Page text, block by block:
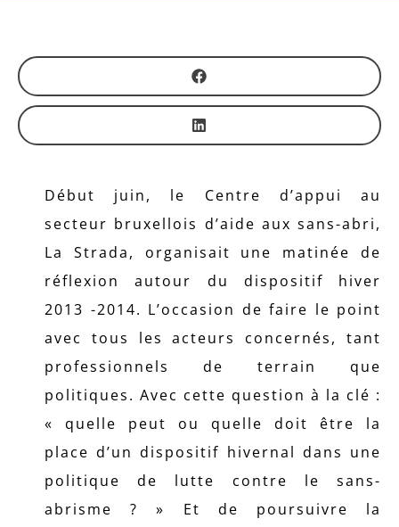
Début juin, le Centre d’appui au
secteur bruxellois d’aide aux sans-abri,
La Strada, organisait une matinée de
réflexion autour du dispositif hiver
2013 -2014. L’occasion de faire le point
avec tous les acteurs concernés, tant
professionnels de terrain que
politiques. Avec cette question à la clé :
« quelle peut ou quelle doit être la
place d’un dispositif hivernal dans une
politique de lutte contre le sans-
abrisme ? » Et de poursuivre la